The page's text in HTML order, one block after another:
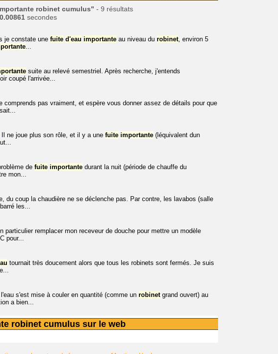
robinet cumulus" - 9 résultats
0.00861 secondes
je constate une fuite d'eau importante au niveau du robinet , environ 5
suite au relevé semestriel. Après recherche, j'entends
coupé l'arrivée...
pas vraiment, et espère vous donner assez de détails pour que
. Il ne joue plus son rôle, et il y a une fuite importante (léquivalent dun
de fuite importante durant la nuit (période de chauffe du
mon...
du coup la chaudière ne se déclenche pas. Par contre, les lavabos (salle
les...
remplacer mon receveur de douche pour mettre un modèle
pour...
tournait très doucement alors que tous les robinets sont fermés. Je suis
s'est mise à couler en quantité (comme un robinet grand ouvert) au
a bien...
robinet cumulus sur le web